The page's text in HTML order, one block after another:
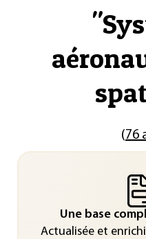
"
(76
Une base
Actualisée et